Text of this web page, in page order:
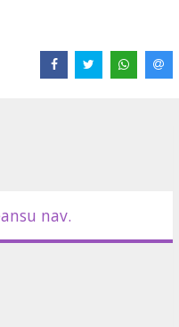
un krievu valodā.
nav.